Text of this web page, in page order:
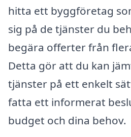
hitta ett byggföretag
sig på de tjänster du
begära offerter från
Detta gör att du kan
tjänster på ett enkelt
fatta ett informerat
budget och dina behov.